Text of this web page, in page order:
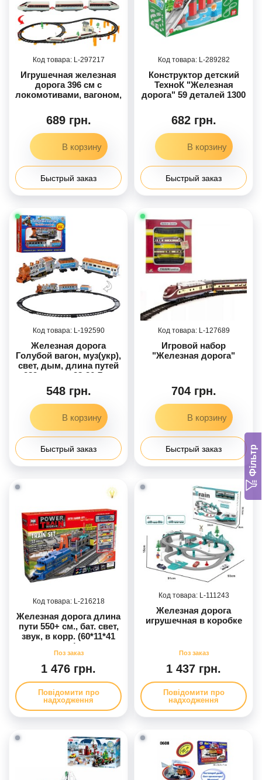
Фільтр
297217
Игрушечная железная
дорога 396 см с
локомотивами, вагоном,
689 грн.
Быстрый заказ
289282
Конструктор детский
ТехноК "Железная
дорога" 59 деталей 1300
682 грн.
Быстрый заказ
192590
Железная дорога
Голубой вагон, муз(укр),
свет, дым, длина путей
282см, кор. 38-26-7см
548 грн.
Быстрый заказ
127689
Игровой набор
"Железная дорога"
704 грн.
Быстрый заказ
216218
Железная дорога длина
пути 550+ см., бат. свет,
звук, в корр. (60*11*41
см.)
1 476 грн.
Повідомити про
надходження
111243
Железная дорога
игрушечная в коробке
1 437 грн.
Повідомити про
надходження